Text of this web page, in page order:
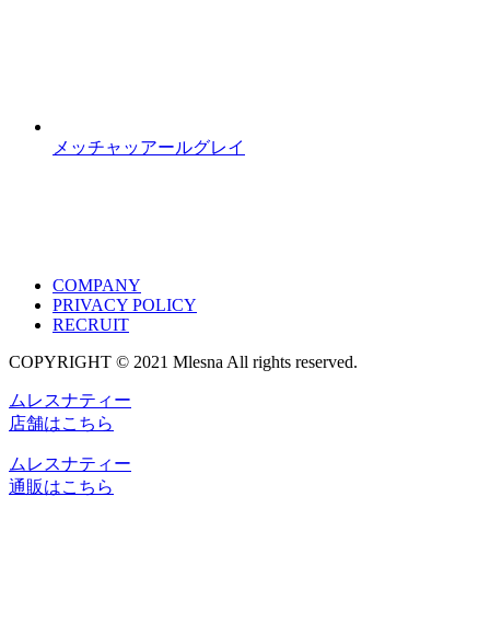
メッチャッアールグレイ
COMPANY
PRIVACY POLICY
RECRUIT
COPYRIGHT © 2021 Mlesna All rights reserved.
ムレスナティー
店舗はこちら
ムレスナティー
通販はこちら